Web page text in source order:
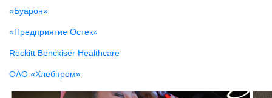
«Буарон»
«Предприятие Остек»
Reckitt Benckiser Healthcare
ОАО «Хлебпром»